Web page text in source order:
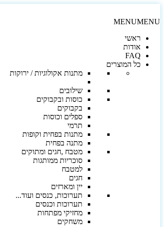
MENUMENU
ראשי
אודות
FAQ
כל המוצרים
מתנות אקולוגיות / ירוקות
שילובים
כוסות ובקבוקים
בקבוקים
ספלים וכוסות
תרמי
מתנות בפחית וקופות
מתנה בפחית
מטבח ,חגים ומתוקים
סוכריות ממותגות
למטבח
חגים
יין ומארזים
תערוכות, כנסים ועוד...
תערוכות וכנסים
מחזיקי מפתחות
משחקים